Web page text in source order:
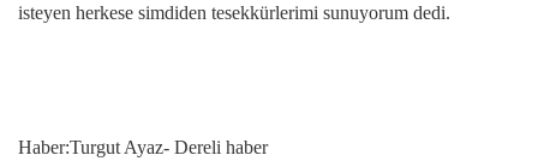
isteyen herkese simdiden tesekkürlerimi sunuyorum dedi.
Haber:Turgut Ayaz- Dereli haber